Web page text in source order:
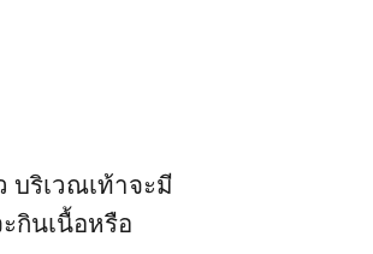
ริเวณเท้าจะมี
กินเนื้อหรือ